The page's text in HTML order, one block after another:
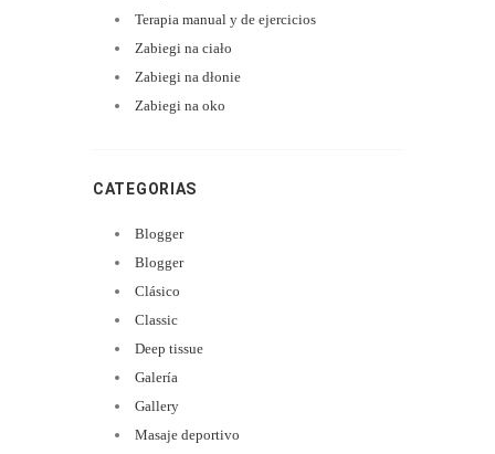
Terapia manual y de ejercicios
Zabiegi na ciało
Zabiegi na dłonie
Zabiegi na oko
CATEGORIAS
Blogger
Blogger
Clásico
Classic
Deep tissue
Galería
Gallery
Masaje deportivo